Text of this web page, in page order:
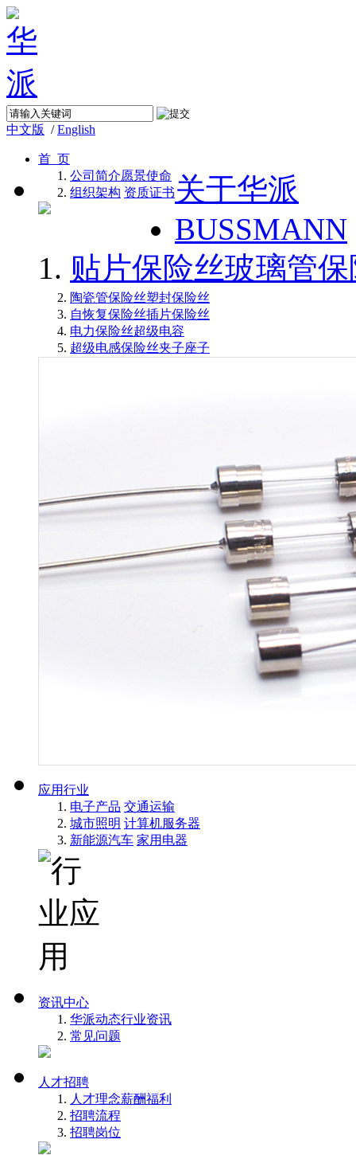
中文版 /English
首 页
关于华派
公司简介愿景使命
组织架构 资质证书
BUSSMANN
贴片保险丝玻璃管
陶瓷管保险丝塑封保险丝
自恢复保险丝插片保险丝
电力保险丝超级电容
超级电感保险丝夹子座子
应用行业
电子产品 交通运输
城市照明 计算机服务器
新能源汽车 家用电器
资讯中心
华派动态行业资讯
常见问题
人才招聘
人才理念薪酬福利
招聘流程
招聘岗位